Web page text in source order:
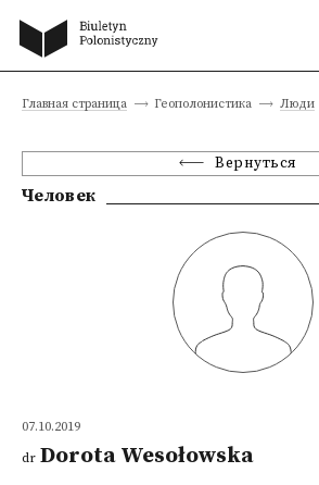
Главная страница Геополонистика Люди
Вернуться
Человек
07.10.2019
dr Dorota Wesołowska